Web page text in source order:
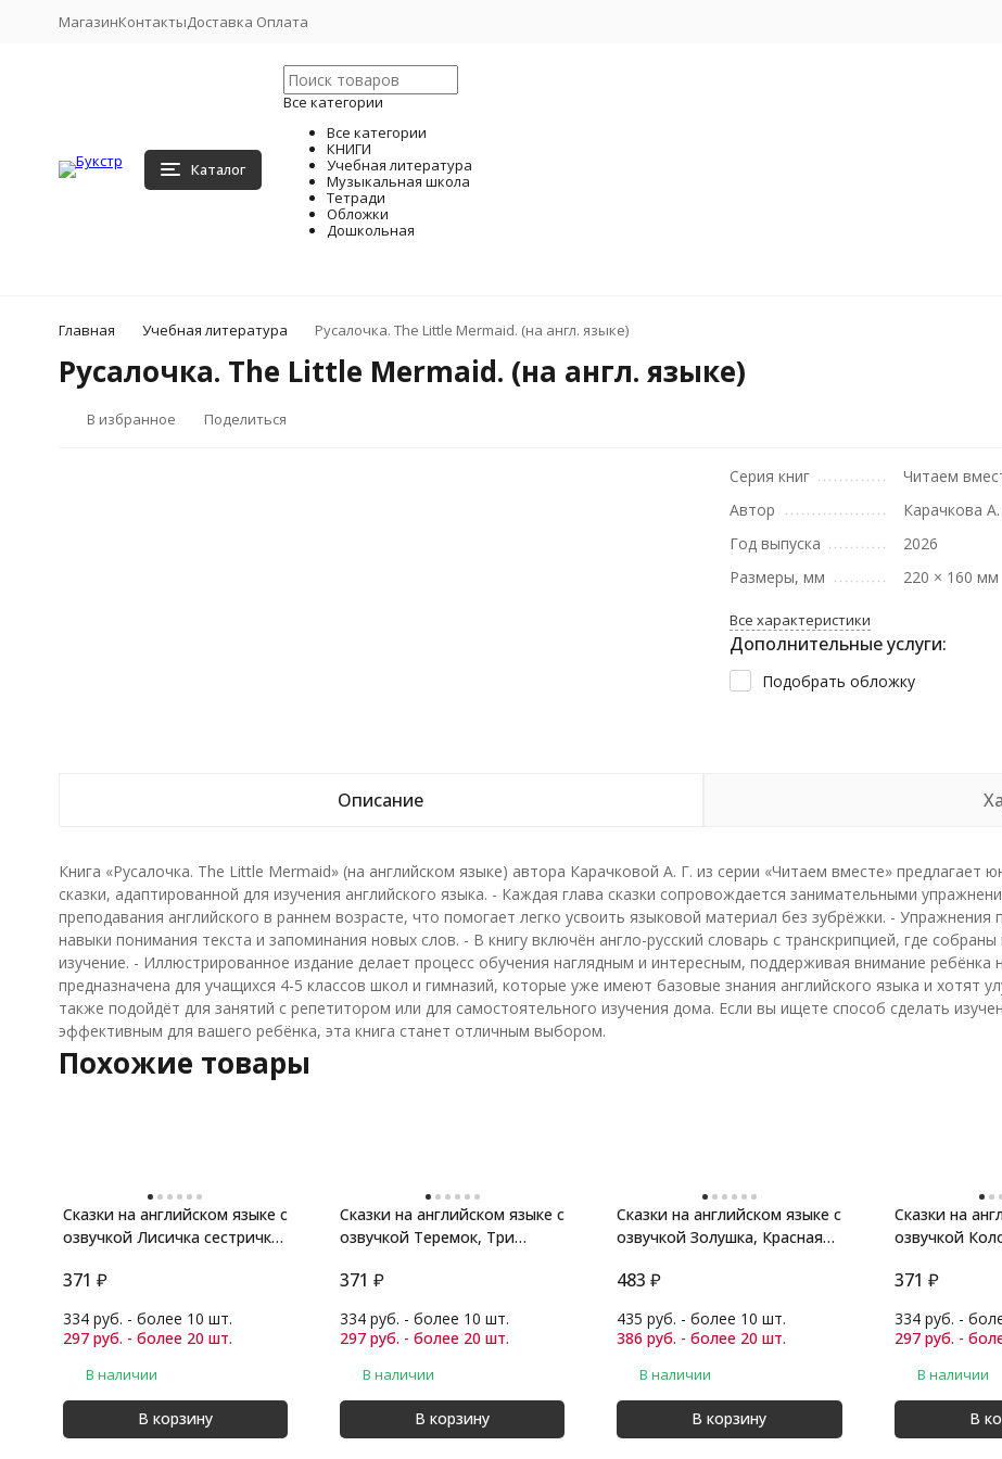
МагазинКонтактыДоставка Оплата
Каталог
Все категории
Все категории
КНИГИ
Учебная литература
Музыкальная школа
Тетради
Обложки
Дошкольная
Главная Учебная литература Русалочка. The Little Mermaid. (на англ. языке)
Русалочка. The Little Mermaid. (на англ. языке)
В избранное Поделиться
Серия книг
Читаем
Автор
Карачкова А.
Год выпуска
2026
Размеры, мм
220 × 160 мм
Все характеристики
Дополнительные услуги:
Подобрать обложку
Описание
Книга «Русалочка. The Little Mermaid» (на английском языке) автора Карачковой А. Г. из серии «Читаем вместе» предлагает
сказки, адаптированной для изучения английского языка. - Каждая глава сказки сопровождается занимательными
преподавания английского в раннем возрасте, что помогает легко усвоить языковой материал без зубрёжки. -
навыки понимания текста и запоминания новых слов. - В книгу включён англо-русский словарь с транскрипцией, где
изучение. - Иллюстрированное издание делает процесс обучения наглядным и интересным, поддерживая внимание ребёнка
предназначена для учащихся 4-5 классов школ и гимназий, которые уже имеют базовые знания английского языка и хотят
также подойдёт для занятий с репетитором или для самостоятельного изучения дома. Если вы ищете способ сделать
эффективным для вашего ребёнка, эта книга станет отличным выбором.
Похожие товары
Сказки на английском языке с
озвучкой Лисичка сестричка
371 ₽
334 руб. - более 10 шт.
297 руб. - более 20 шт.
В наличии
В корзину
Сказки на английском языке с
озвучкой Теремок, Три
371 ₽
334 руб. - более 10 шт.
297 руб. - более 20 шт.
В наличии
В корзину
Сказки на английском языке с
озвучкой Золушка, Красная
483 ₽
435 руб. - более 10 шт.
386 руб. - более 20 шт.
В наличии
В корзину
Сказки на
озвучкой
371 ₽
334 руб. -
297 руб. -
В наличии
В